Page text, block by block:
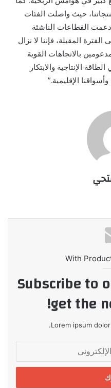
حيث واصلت الفئات
القطاعات الناشئة
المقبلة، فإننا لا نزال
بالاتجاهات القوية
الإنتاجية والابتكار
الإقليمية.”
With
Subscribe to
get the
Lorem ipsum